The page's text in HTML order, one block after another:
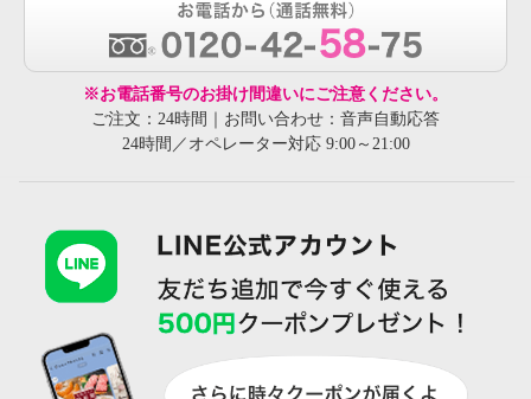
※お電話番号のお掛け間違いにご注意ください。
ご注文：24時間｜お問い合わせ：音声自動応答
24時間／オペレーター対応 9:00～21:00